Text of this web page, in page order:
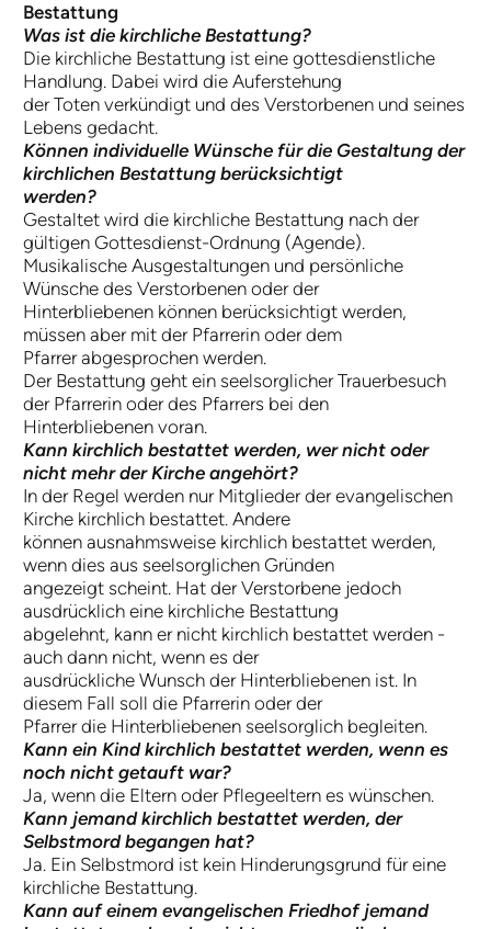
Bestattung
Was ist die kirchliche Bestattung?
Die kirchliche Bestattung ist eine gottesdienstliche
Handlung. Dabei wird die Auferstehung
der Toten verkündigt und des Verstorbenen und seines
Lebens gedacht.
Können individuelle Wünsche für die Gestaltung der
kirchlichen Bestattung berücksichtigt
werden?
Gestaltet wird die kirchliche Bestattung nach der
gültigen Gottesdienst-Ordnung (Agende).
Musikalische Ausgestaltungen und persönliche
Wünsche des Verstorbenen oder der
Hinterbliebenen können berücksichtigt werden,
müssen aber mit der Pfarrerin oder dem
Pfarrer abgesprochen werden.
Der Bestattung geht ein seelsorglicher Trauerbesuch
der Pfarrerin oder des Pfarrers bei den
Hinterbliebenen voran.
Kann kirchlich bestattet werden, wer nicht oder
nicht mehr der Kirche angehört?
In der Regel werden nur Mitglieder der evangelischen
Kirche kirchlich bestattet. Andere
können ausnahmsweise kirchlich bestattet werden,
wenn dies aus seelsorglichen Gründen
angezeigt scheint. Hat der Verstorbene jedoch
ausdrücklich eine kirchliche Bestattung
abgelehnt, kann er nicht kirchlich bestattet werden -
auch dann nicht, wenn es der
ausdrückliche Wunsch der Hinterbliebenen ist. In
diesem Fall soll die Pfarrerin oder der
Pfarrer die Hinterbliebenen seelsorglich begleiten.
Kann ein Kind kirchlich bestattet werden, wenn es
noch nicht getauft war?
Ja, wenn die Eltern oder Pflegeeltern es wünschen.
Kann jemand kirchlich bestattet werden, der
Selbstmord begangen hat?
Ja. Ein Selbstmord ist kein Hinderungsgrund für eine
kirchliche Bestattung.
Kann auf einem evangelischen Friedhof jemand